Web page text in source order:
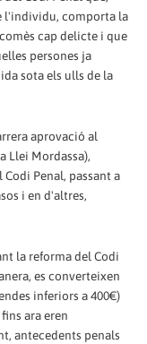
l'individu, comporta la
cap delicte i que
persones ja
sota els ulls de la
aprovació al
Llei Mordassa),
Penal, passant a
i en d'altres,
la reforma del Codi
es converteixen
inferiors a 400€)
ara eren
antecedents penals